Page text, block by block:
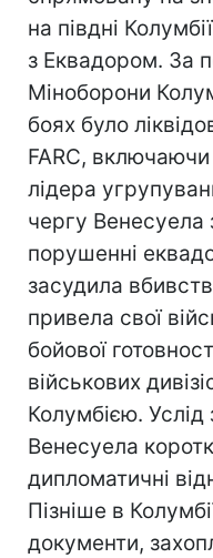
на півдні
з Еквадором. За
Міноборони
боях було
FARC,
лідера
чергу Венесуела
порушенні
засудила
привела свої
бойової
військових
Колумбією.
Венесуела
дипломатичні
Пізніше в
документи,